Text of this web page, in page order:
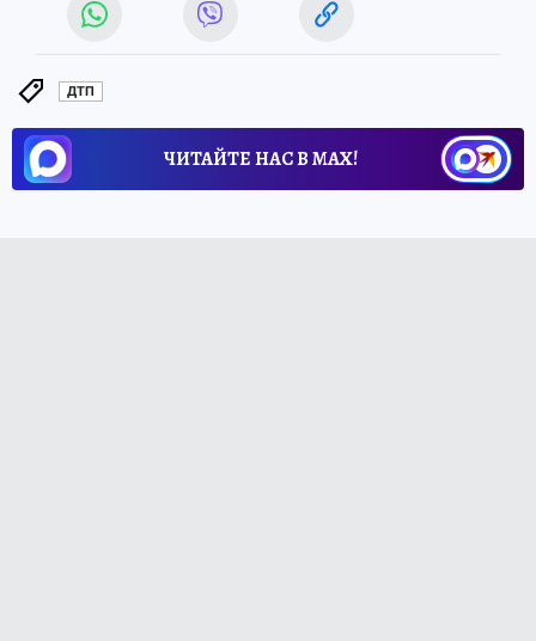
ДТП
ЧИТАЙТЕ НАС В МАХ!